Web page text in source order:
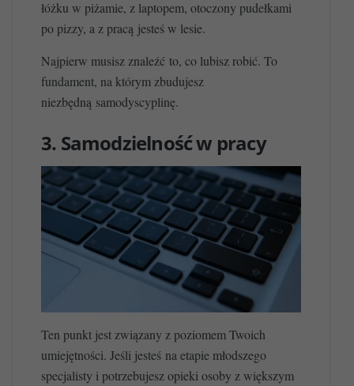
łóżku w piżamie, z laptopem, otoczony pudełkami
po pizzy, a z pracą jesteś w lesie.
Najpierw musisz znaleźć to, co lubisz robić. To
fundament, na którym zbudujesz
niezbędną samodyscyplinę.
3. Samodzielność w pracy
Ten punkt jest związany z poziomem Twoich
umiejętności. Jeśli jesteś na etapie młodszego
specjalisty i potrzebujesz opieki osoby z większym